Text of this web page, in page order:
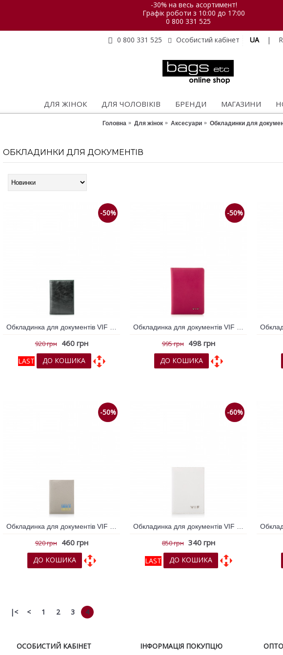
-30% на весь асортимент!
Графік роботи з 10:00 до 17:00
0 800 331 525
0 800 331 525
Особистий кабінет UA |
ДЛЯ ЖІНОК ДЛЯ ЧОЛОВІКІВ БРЕНДИ МАГАЗИНИ
Головна Для жінок Аксесуари Обкладинки для
ОБКЛАДИНКИ ДЛЯ ДОКУМЕНТІВ
-50%
920 грн 460 грн
LAST
ДО КОШИКА
-50%
995 грн 498 грн
ДО КОШИКА
-50%
Обкладинка для документів VIF Молочний 259229
920 грн 460 грн
ДО КОШИКА
-60%
Обкладинка для документів VIF Молочний 259247
850 грн 340 грн
LAST
ДО КОШИКА
|< < 1 2 3 4
ОСОБИСТИЙ КАБІНЕТ ІНФОРМАЦІЯ ПОКУПЦЮ